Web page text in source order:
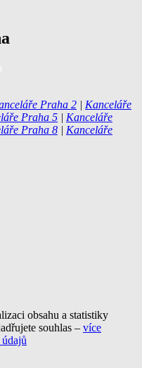
Praha 2 | Kanceláře
Praha 5 | Kanceláře
Praha 8 | Kanceláře
obsahu a statistiky
souhlas – více